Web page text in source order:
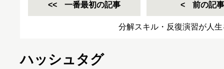
一番最初の記事 前の記事
分解スキル・反復演習が人
ハッシュタグ